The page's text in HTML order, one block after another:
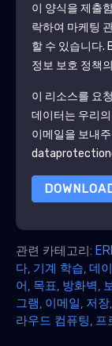
이 양식을 제출
락하여 마케팅
할 수 있습니다.
정보 보호 정책
이 리소스를 요
데이터는 우리
이메일을 보내
관련 카테고리:
다 기계 학습 데
어 목표 방화벽
그램 이메일 저장
라우드 컴퓨팅 프